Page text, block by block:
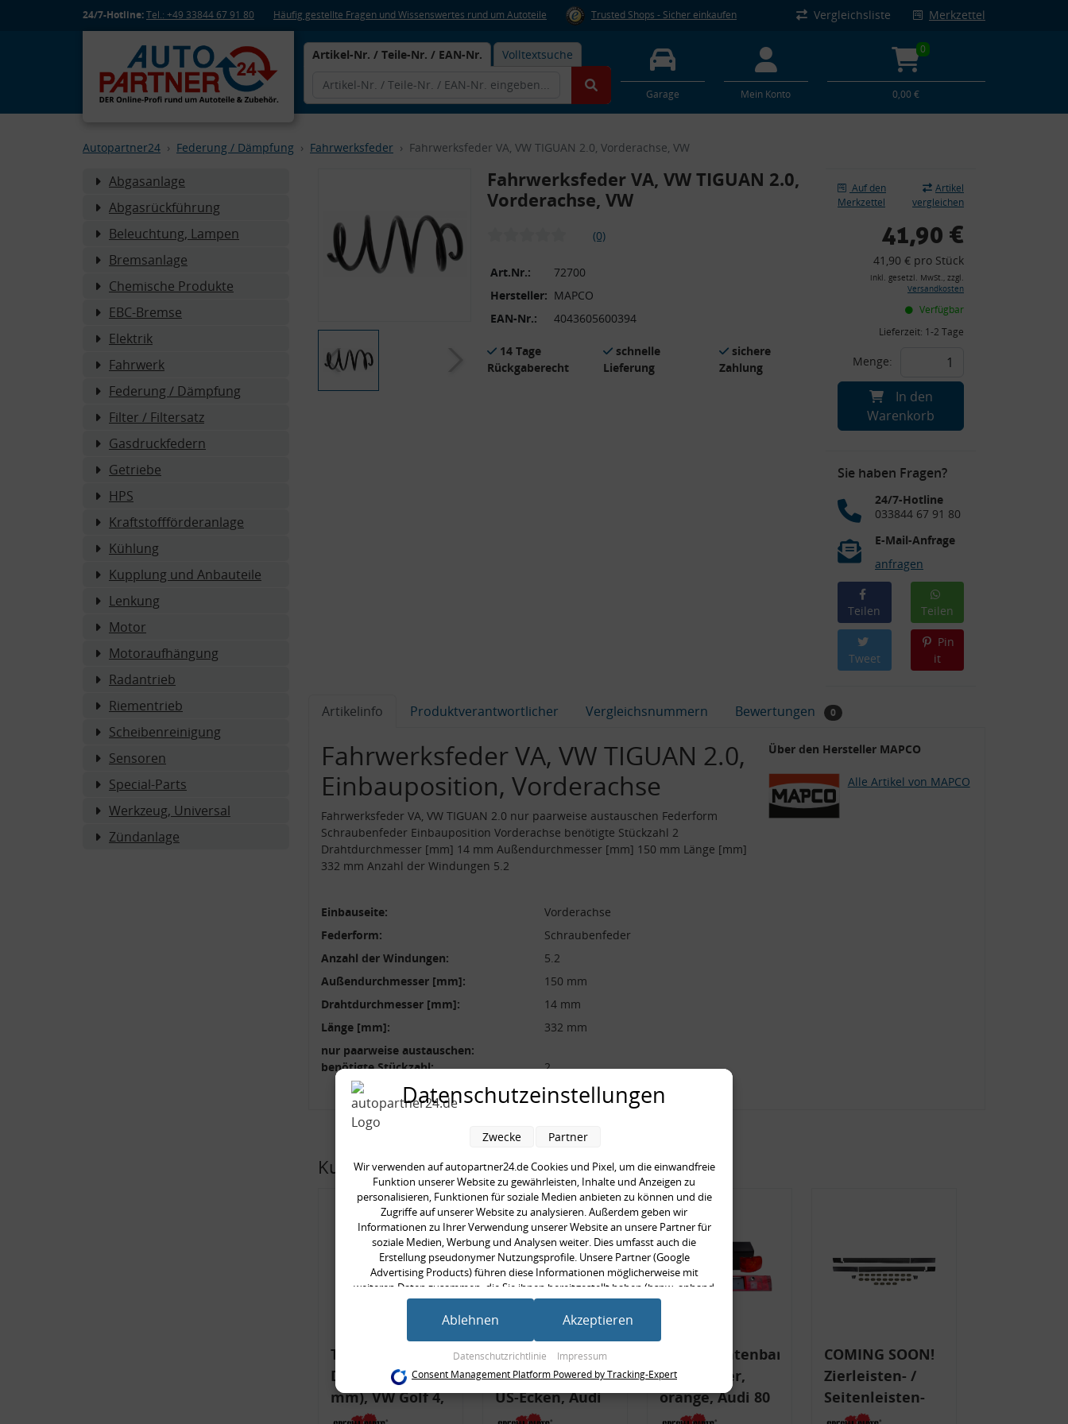
24/7-Hotline:Tel.: +49 33844 67 91 80 Häufig gestellte Fragen und Wissenswertes rund um Autoteile Trusted Shops - Sicher einkaufen Vergleichsliste Merkzettel
Artikel-Nr. / Teile-Nr. / EAN-Nr. Volltextsuche
Garage Mein Konto
0
0,00 €
Autopartner24 Federung / Dämpfung Fahrwerksfeder Fahrwerksfeder VA, VW TIGUAN 2.0, Vorderachse, VW
Abgasanlage
Abgasrückführung
Beleuchtung, Lampen
Bremsanlage
Chemische Produkte
EBC-Bremse
Elektrik
Fahrwerk
Federung / Dämpfung
Filter / Filtersatz
Gasdruckfedern
Getriebe
HPS
Kraftstoffförderanlage
Kühlung
Kupplung und Anbauteile
Lenkung
Motor
Motoraufhängung
Radantrieb
Riementrieb
Scheibenreinigung
Sensoren
Special-Parts
Werkzeug, Universal
Zündanlage
Fahrwerksfeder VA, VW TIGUAN 2.0,
Vorderachse, VW
(0)
Art.Nr.:
72700
Hersteller: MAPCO
EAN-Nr.:
4043605600394
14 Tage
Rückgaberecht
schnelle
Lieferung
sichere
Zahlung
Auf den
Merkzettel
Artikel
vergleichen
41,90 €
41,90 € pro Stück
inkl. gesetzl. MwSt., zzgl.
Versandkosten
Verfügbar
Lieferzeit: 1-2 Tage
Menge:
In den
Warenkorb
Sie haben Fragen?
24/7-Hotline
033844 67 91 80
E-Mail-Anfrage
anfragen
Teilen Teilen
Tweet
Pin
it
Artikelinfo Produktverantwortlicher Vergleichsnummern Bewertungen 0
Fahrwerksfeder VA, VW TIGUAN 2.0,
Einbauposition, Vorderachse
Fahrwerksfeder VA, VW TIGUAN 2.0 nur paarweise austauschen Federform
Schraubenfeder Einbauposition Vorderachse benötigte Stückzahl 2
Drahtdurchmesser [mm] 14 mm Außendurchmesser [mm] 150 mm Länge [mm]
332 mm Anzahl der Windungen 5.2
Einbauseite:
Vorderachse
Federform:
Schraubenfeder
Anzahl der Windungen:
5.2
Außendurchmesser [mm]:
150 mm
Drahtdurchmesser [mm]:
14 mm
Länge [mm]:
332 mm
nur paarweise austauschen:
benötigte Stückzahl:
2
Über den Hersteller MAPCO
Alle Artikel von MAPCO
Kunden kauften auch
Tieferlegungs-
Domlager (-20
mm), VW Golf 4,
Audi A3 8l, Polo
Rückleuchtenband
mit Blinker, rot,
US-Ecken, Audi
80 Cabrio, Typ
Rückleuchtenband
mit Blinker,
orange, Audi 80
Cabrio, Typ 89,
COMING SOON!
Zierleisten- /
Seitenleisten-
Set, Audi 80
Datenschutzeinstellungen
Wir verwenden auf autopartner24.de Cookies und Pixel, um die einwandfreie
Funktion unserer Website zu gewährleisten, Inhalte und Anzeigen zu
personalisieren, Funktionen für soziale Medien anbieten zu können und die
Zugriffe auf unserer Website zu analysieren. Außerdem geben wir
Informationen zu Ihrer Verwendung unserer Website an unsere Partner für
soziale Medien, Werbung und Analysen weiter. Dies umfasst auch die
Erstellung pseudonymer Nutzungsprofile. Unsere Partner (Google
Advertising Products) führen diese Informationen möglicherweise mit
weiteren Daten zusammen, die Sie ihnen bereitgestellt haben (bspw. anhand
eines persönlichen Accounts) oder welche sie im Rahmen Ihrer Nutzung der
Dienste gesammelt haben (bspw. Nutzungsdaten anderer Geräte). Ihre
Einwilligung zur Nutzung von Cookies und Pixeln können Sie jederzeit
dort die entsprechenden Anpassungen vornehmen.
Zwecke der Datenverarbeitung durch unsere Partner:
Speichern von oder Zugriff auf Informationen auf einem Endgerät
Datenschutzrichtlinie Impressum
Zwecke Partner
Ablehnen Akzeptieren
Consent Management Platform Powered by Tracking-Expert